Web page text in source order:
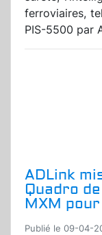
ferroviaires,
PIS-5500 par
ADLink
Quadro
MXM
Publié le 09-04-